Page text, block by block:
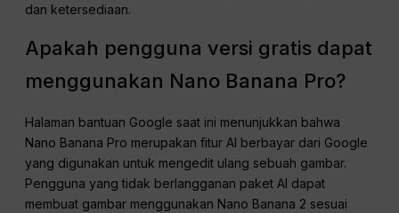
dan ketersediaan.
Apakah pengguna versi gratis dapat
menggunakan Nano Banana Pro?
Halaman bantuan Google saat ini menunjukkan bahwa
Nano Banana Pro merupakan fitur AI berbayar dari Google
yang digunakan untuk mengedit ulang sebuah gambar.
Pengguna yang tidak berlangganan paket AI dapat
membuat gambar menggunakan Nano Banana 2 sesuai